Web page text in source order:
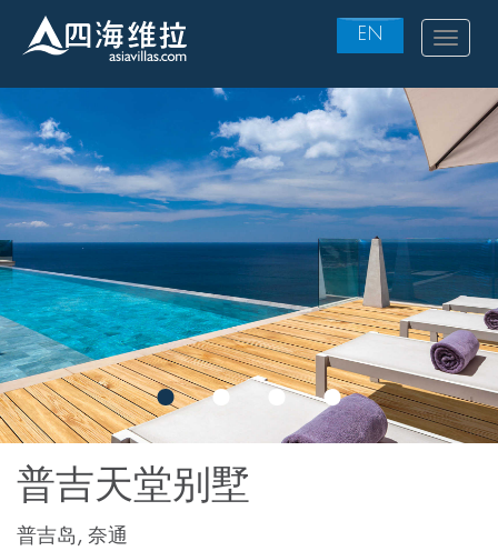
to
main
content
EN Toggle
普吉天堂别墅
普吉岛, 奈通